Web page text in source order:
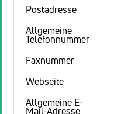
Postadresse
Allgemeine
Telefonnummer
Faxnummer
Webseite
Allgemeine E-
Mail-Adresse